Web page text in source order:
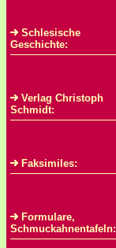
Schlesische
Geschichte:
Verlag Christoph
Schmidt:
Faksimiles:
Formulare,
Schmuckahnentafeln: